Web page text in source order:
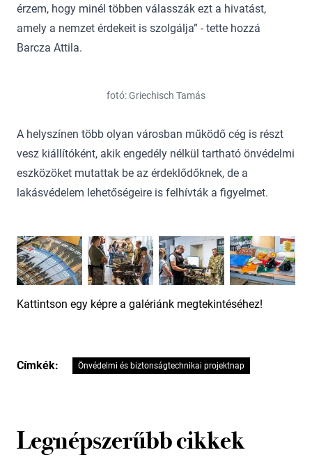
érzem, hogy minél többen válasszák ezt a hivatást,
amely a nemzet érdekeit is szolgálja” - tette hozzá
Barcza Attila.
fotó: Griechisch Tamás
A helyszínen több olyan városban működő cég is részt
vesz kiállítóként, akik engedély nélkül tartható önvédelmi
eszközöket mutattak be az érdeklődőknek, de a
lakásvédelem lehetőségeire is felhívták a figyelmet.
Kattintson egy képre a galériánk megtekintéséhez!
Címkék: Önvédelmi és biztonságtechnikai projektnap
Legnépszerűbb cikkek